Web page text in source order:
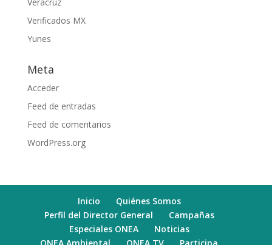
Verificados MX
Yunes
Meta
Acceder
Feed de entradas
Feed de comentarios
WordPress.org
Inicio
Quiénes Somos
Perfil del Director General
Campañas
Especiales ONEA
Noticias